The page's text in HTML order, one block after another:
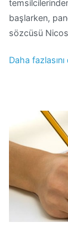
başlarken,
sözcüsü
Daha